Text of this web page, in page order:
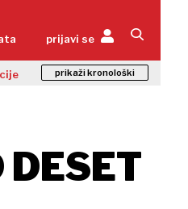
prijavi se
prikaži kronološki
DESET